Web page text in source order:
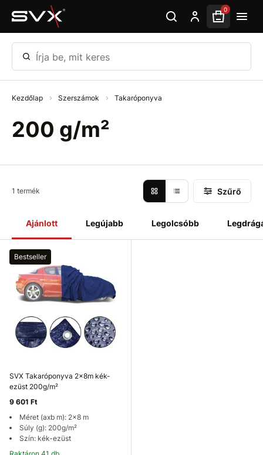
Ugrás az oldal fő részéhez 0
Írja be, mit keres
Kezdőlap Szerszámok Takaróponyva
200 g/m²
Ajánlott Legújabb Legolcsóbb
1 termék Szűrő
Bestseller
SVX Takaróponyva 2x8m kék-
ezüst 200g/m²
9 601 Ft
Méret (axb m): 2x8 m
Súly (g): 200g/m²
Szín: kék-ezüst